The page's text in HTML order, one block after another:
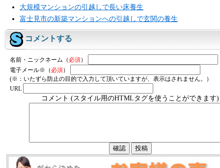
大規模マンションの引越しで長い床養生
富士見市の新築マンションへの引越しで玄関の養生
コメントする
名前・ニックネーム（ 必須）
電子メール※（ 必須）
(※：いたずら防止の目的で入力して頂いていますが、表示はされません。）
URL
コメント (スタイル用のHTMLタグを使うことができます)